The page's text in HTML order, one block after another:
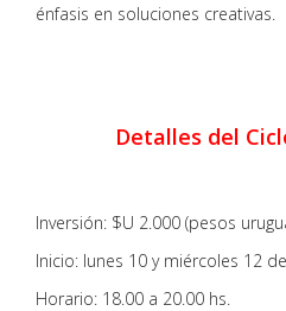
énfasis en soluciones creativas.
Detalles del
Inversión: $U 2.000 (pesos
Inicio: lunes 10 y miércoles 12
Horario: 18.00 a 20.00 hs.